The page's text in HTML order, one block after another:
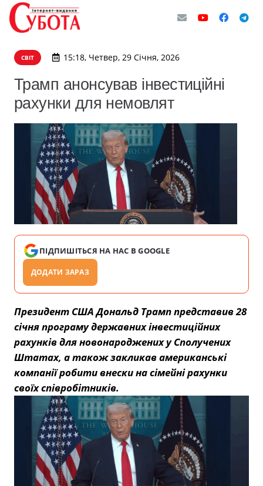
СВІТ 15:18, Четвер, 29 Січня, 2026
Трамп анонсував інвестиційні
рахунки для немовлят
ПІДПИШІТЬСЯ НА НАС В GOOGLE
ДОДАТИ ЗАРАЗ
Президент США Дональд Трамп представив 28
січня програму державних інвестиційних
рахунків для новонароджених у Сполучених
Штатах, а також закликав американські
компанії робити внески на сімейні рахунки
своїх співробітників.